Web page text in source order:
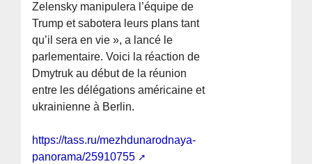
Zelensky manipulera l’équipe de
Trump et sabotera leurs plans tant
qu’il sera en vie », a lancé le
parlementaire. Voici la réaction de
Dmytruk au début de la réunion
entre les délégations américaine et
ukrainienne à Berlin.
https://tass.ru/mezhdunarodnaya-
panorama/25910755